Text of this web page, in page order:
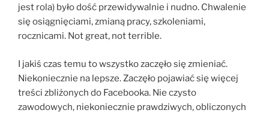
jest rola) było dość przewidywalnie i nudno. Chwalenie
się osiągnięciami, zmianą pracy, szkoleniami,
rocznicami. Not great, not terrible.
I jakiś czas temu to wszystko zaczęło się zmieniać.
Niekoniecznie na lepsze. Zaczęło pojawiać się więcej
treści zbliżonych do Facebooka. Nie czysto
zawodowych, niekoniecznie prawdziwych, obliczonych